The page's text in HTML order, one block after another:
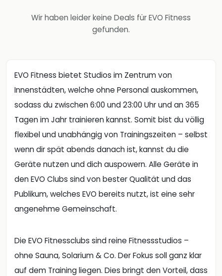
Wir haben leider keine Deals für EVO Fitness
gefunden.
EVO Fitness bietet Studios im Zentrum von
Innenstädten, welche ohne Personal auskommen,
sodass du zwischen 6:00 und 23:00 Uhr und an 365
Tagen im Jahr trainieren kannst. Somit bist du völlig
flexibel und unabhängig von Trainingszeiten – selbst
wenn dir spät abends danach ist, kannst du die
Geräte nutzen und dich auspowern. Alle Geräte in
den EVO Clubs sind von bester Qualität und das
Publikum, welches EVO bereits nutzt, ist eine sehr
angenehme Gemeinschaft.
Die EVO Fitnessclubs sind reine Fitnessstudios –
ohne Sauna, Solarium & Co. Der Fokus soll ganz klar
auf dem Training liegen. Dies bringt den Vorteil, dass